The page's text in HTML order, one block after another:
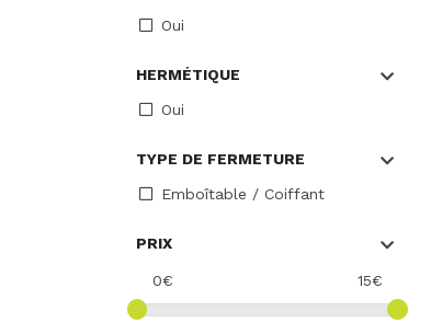
Oui
HERMÉTIQUE
Oui
TYPE DE FERMETURE
Emboîtable / Coiffant
PRIX
0€ 15€